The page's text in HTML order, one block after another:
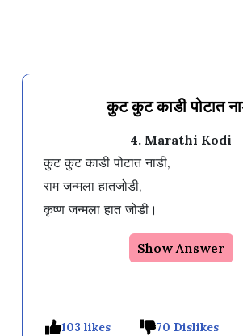
कुट कुट काडी पोटात
4. Marathi Kodi
कुट कुट काडी पोटात नाडी,
राम जन्मला हातजोडी,
Show Answer
103 likes 70 Dislikes